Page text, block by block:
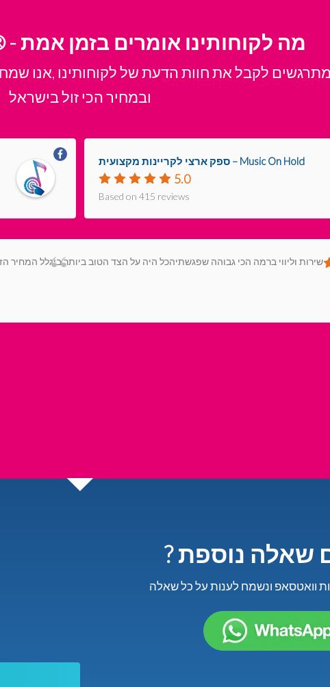
Music On Hold ® - מה לקוחותינו אומרים בזמן אמת
לקבל את חוות הדעת של לקוחותינו ,אנו
ובמחיר הכי זול בישראל
Music On Hold – ספק ארצי לקריינות מקצועית
5.0
Based on 415 reviews
שירות וליווי ברמה הכי גבוהה שפגשתיהכל היה על הצד הטוב ביותר ביגלל
שאלה נוספת
וואטסאפ ונשמח לענות על כל שאלה